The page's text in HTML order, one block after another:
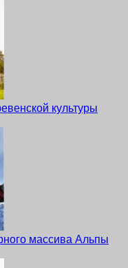
культуры
массива Альпы